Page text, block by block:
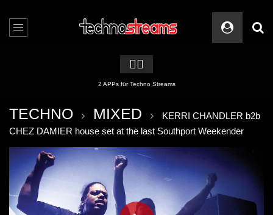
🏳️‍🌈
2 APPs für Techno Streams
TECHNO MIXED
KERRI CHANDLER b2b
CHEZ DAMIER house set at the last Southport Weekender